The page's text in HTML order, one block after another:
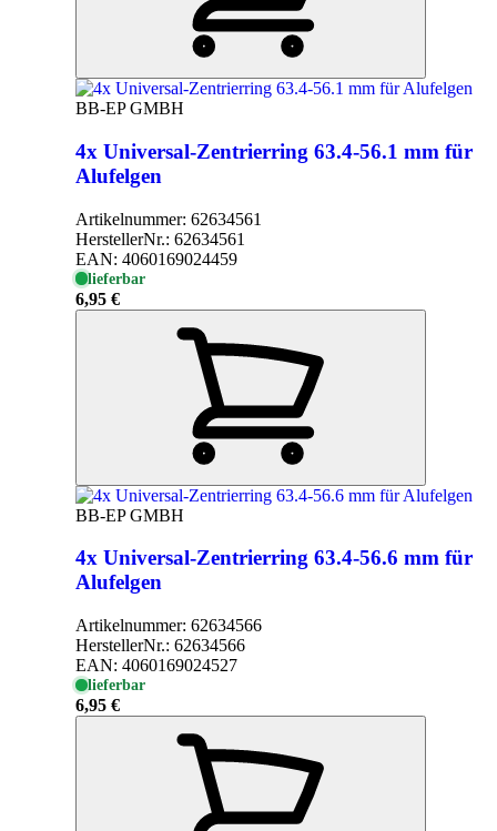
BB-EP GMBH
4x Universal-Zentrierring 63.4-56.1 mm für
Alufelgen
Artikelnummer: 62634561
HerstellerNr.: 62634561
EAN: 4060169024459
lieferbar
6,95 €
BB-EP GMBH
4x Universal-Zentrierring 63.4-56.6 mm für
Alufelgen
Artikelnummer: 62634566
HerstellerNr.: 62634566
EAN: 4060169024527
lieferbar
6,95 €